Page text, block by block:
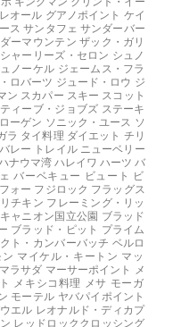
オール グアノポイント ケイ
ス サンタフェ サンダーバー
ーマウンテン ザック・ガリ
シャーリーズ・セロン シュノ
ノーケル ジェームス・フラ
ロバーツ ジュード・ロウ ジ
ン スカパー スキー スコット
ティーブ・ジョブズ ステーキ
ーゲン ソニック・ユース ソ
ラ タイ料理 ダイエット チリ
レー トレイル ニューベリー
ナウマ湾 ハレイワ ハーツ バ
バーベキュー ビュート
ビ
フォー フジロック フラッグス
チキン フレーミング・リッ
ャニオン国立公園 ブラッド
ブラッド・ピット
プライム
ト・カンバーバッチ ベルロ
マイケル・キートン マッ
マラサダ マーサーポイント
メ
メキシコ料理 メサ モーガ
モーテル ヤバパイポイント
エル レオナルド・ディカプ
レッドロッククロッシング